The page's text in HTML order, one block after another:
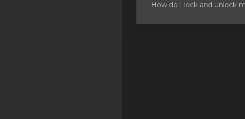
How do I lock and unlock